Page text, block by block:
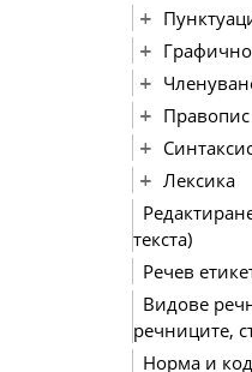
Лексика
текста)
Речев
Видове
речниците,
Норма и